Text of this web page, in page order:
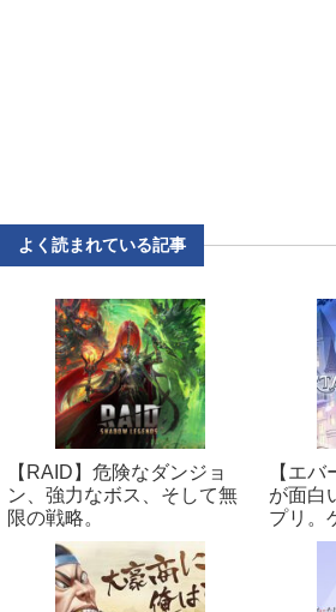
よく読まれている記事
【RAID】危険なダンジョ
ン、強力なボス、そして無
限の戦略。
【エ
が面白
プリ。